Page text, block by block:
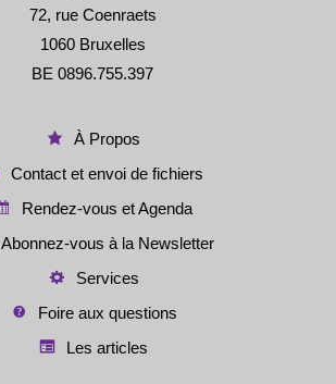
72, rue Coenraets
1060 Bruxelles
BE 0896.755.397
À Propos
Contact et envoi de fichiers
Rendez-vous et Agenda
Abonnez-vous à la Newsletter
Services
Foire aux questions
Les articles